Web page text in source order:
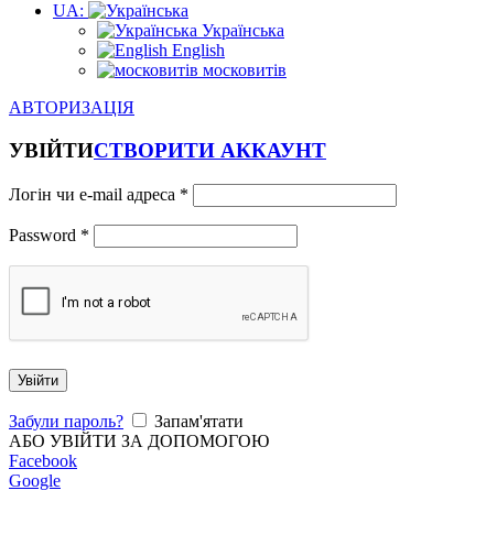
UA:
Українська
English
московитів
АВТОРИЗАЦІЯ
УВІЙТИСТВОРИТИ АККАУНТ
Логін чи e-mail адреса *
Password *
Увійти
Забули пароль?
Запам'ятати
АБО УВІЙТИ ЗА ДОПОМОГОЮ
Facebook
Google